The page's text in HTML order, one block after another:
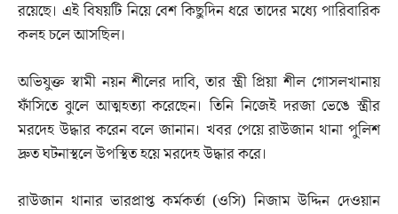
রয়েছে। এই বিষয়টি নিয়ে বেশ কিছুদিন ধরে তাদের মধ্যে পারিবারিক
কলহ চলে আসছিল।
অভিযুক্ত স্বামী নয়ন শীলের দাবি, তার স্ত্রী প্রিয়া শীল গোসলখানায়
ফাঁসিতে ঝুলে আত্মহত্যা করেছেন। তিনি নিজেই দরজা ভেঙে স্ত্রীর
মরদেহ উদ্ধার করেন বলে জানান। খবর পেয়ে রাউজান থানা পুলিশ
দ্রুত ঘটনাস্থলে উপস্থিত হয়ে মরদেহ উদ্ধার করে।
রাউজান থানার ভারপ্রাপ্ত কর্মকর্তা (ওসি) নিজাম উদ্দিন দেওয়ান